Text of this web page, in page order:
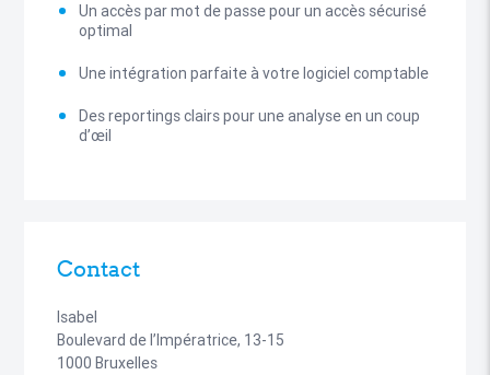
Un accès par mot de passe pour un accès sécurisé
optimal
Une intégration parfaite à votre logiciel comptable
Des reportings clairs pour une analyse en un coup
d’œil
Contact
Isabel
Boulevard de l’Impératrice, 13-15
1000 Bruxelles